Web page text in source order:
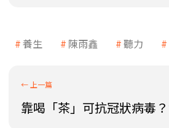
養生 陳雨鑫 聽力
靠喝「茶」可抗冠狀病毒